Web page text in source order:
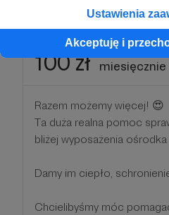
Ustawienia
Akceptuję i
100 zł miesięcznie
Razem możemy więcej! 😍
Ta duża realna pomoc
bliżej wyposażenia
Damy im ciepło,
Chcielibyśmy móc